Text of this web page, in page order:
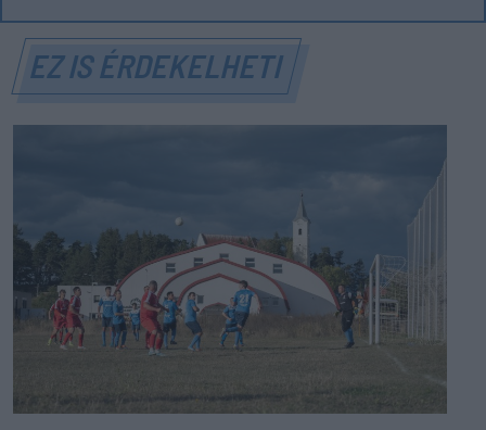
EZ IS ÉRDEKELHETI